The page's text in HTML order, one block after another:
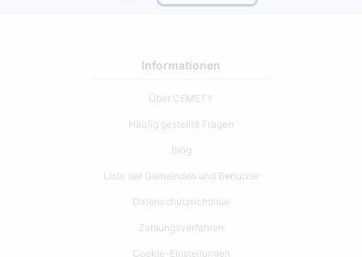
Informationen
Über CEMETY
Häufig gestellte Fragen
Blog
Liste der Gemeinden und Benutzer
Datenschutzrichtlinie
Zahlungsverfahren
Cookie-Einstellungen